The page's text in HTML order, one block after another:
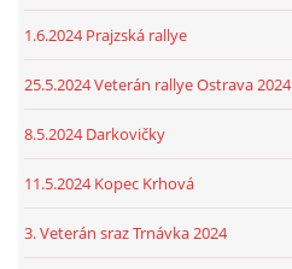
1.6.2024 Prajzská rallye
25.5.2024 Veterán rallye Ostrava 2024
8.5.2024 Darkovičky
11.5.2024 Kopec Krhová
3. Veterán sraz Trnávka 2024